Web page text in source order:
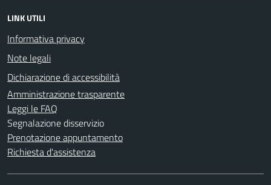
LINK UTILI
Informativa privacy
Note legali
Dichiarazione di accessibilità
Amministrazione trasparente
Leggi le FAQ
Segnalazione disservizio
Prenotazione appuntamento
Richiesta d'assistenza